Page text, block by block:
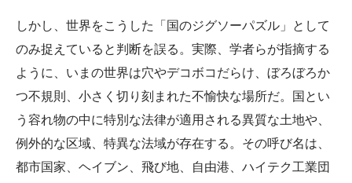
しかし、世界をこうした「国のジグソーパズル」として
のみ捉えていると判断を誤る。実際、学者らが指摘する
ように、いまの世界は穴やデコボコだらけ、ぼろぼろか
つ不規則、小さく切り刻まれた不愉快な場所だ。国とい
う容れ物の中に特別な法律が適用される異質な土地や、
例外的な区域、特異な法域が存在する。その呼び名は、
都市国家、ヘイブン、飛び地、自由港、ハイテク工業団